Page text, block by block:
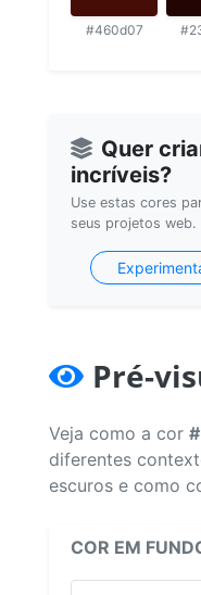
#460d07
Quer
incríveis?
Use estas cores
seus projetos web.
Pré-
Veja como a cor
diferentes
escuros e como
COR EM